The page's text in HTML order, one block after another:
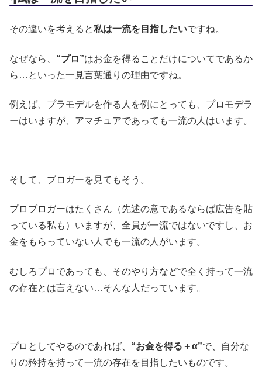
その違いを考えると私は一流を目指したいですね。
なぜなら、 “プロ”はお金を得ることだけについてであるか
ら…といった一見言葉通りの理由ですね。
例えば、プラモデルを作る人を例にとっても、プロモデラ
ーはいますが、アマチュアであっても一流の人はいます。
そして、ブロガーを見てもそう。
プロブロガーはたくさん（先述の意であるならば広告を貼
っている私も）いますが、全員が一流ではないですし、お
金をもらっていない人でも一流の人がいます。
むしろプロであっても、そのやり方などで全く持って一流
の存在とは言えない…そんな人だっています。
プロとしてやるのであれば、 “お金を得る＋α”で、自分な
りの矜持を持って一流の存在を目指したいものです。